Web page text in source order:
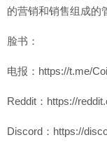
的营销和销售组成的
脸书：
电报：https://t.me/
Reddit：https://
Discord：https://